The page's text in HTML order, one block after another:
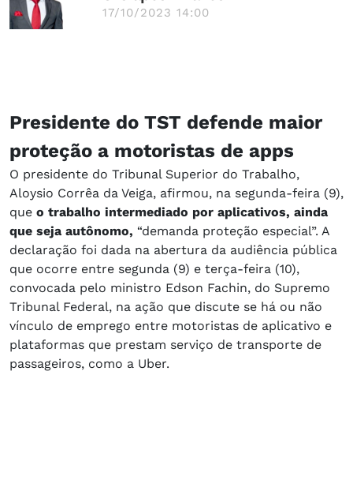
17/10/2023 14:00
Presidente do TST defende maior
proteção a motoristas de apps
O presidente do Tribunal Superior do Trabalho,
Aloysio Corrêa da Veiga, afirmou, na segunda-feira (9),
que o trabalho intermediado por aplicativos, ainda
que seja autônomo, “demanda proteção especial”. A
declaração foi dada na abertura da audiência pública
que ocorre entre segunda (9) e terça-feira (10),
convocada pelo ministro Edson Fachin, do Supremo
Tribunal Federal, na ação que discute se há ou não
vínculo de emprego entre motoristas de aplicativo e
plataformas que prestam serviço de transporte de
passageiros, como a Uber.